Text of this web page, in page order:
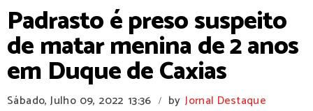
Padrasto é preso suspeito
de matar menina de 2 anos
em Duque de Caxias
Sábado, Julho 09, 2022 13:36 / by Jornal Destaque